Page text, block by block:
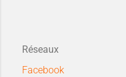
Réseaux
Facebook